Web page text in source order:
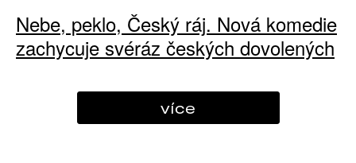
Nebe, peklo, Český ráj. Nová komedie
zachycuje svéráz českých dovolených
více